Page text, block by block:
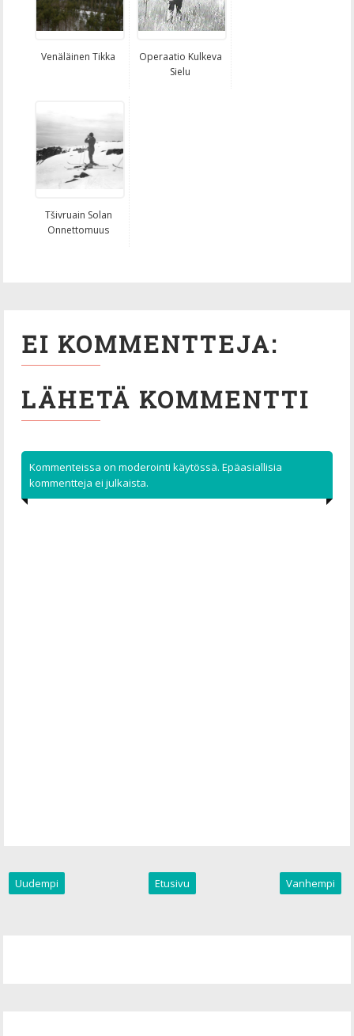
Venäläinen Tikka
Operaatio Kulkeva
Sielu
Tšivruain Solan
Onnettomuus
EI KOMMENTTEJA:
LÄHETÄ KOMMENTTI
Kommenteissa on moderointi käytössä. Epäasiallisia
kommentteja ei julkaista.
Uudempi Vanhempi
Etusivu